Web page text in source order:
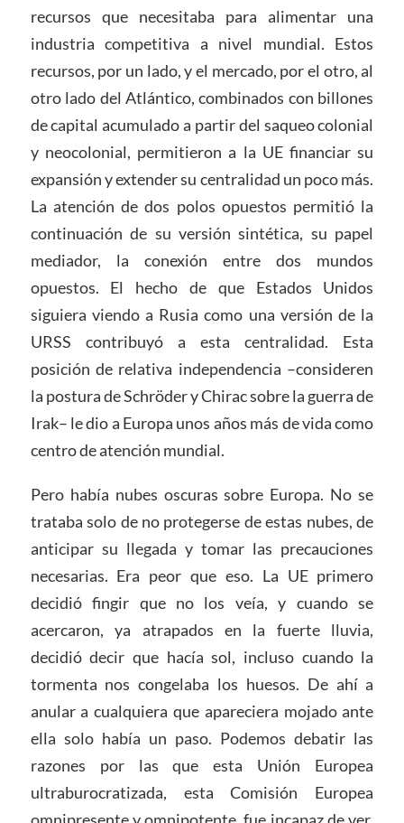
recursos que necesitaba para alimentar una
industria competitiva a nivel mundial. Estos
recursos, por un lado, y el mercado, por el otro, al
otro lado del Atlántico, combinados con billones
de capital acumulado a partir del saqueo colonial
y neocolonial, permitieron a la UE financiar su
expansión y extender su centralidad un poco más.
La atención de dos polos opuestos permitió la
continuación de su versión sintética, su papel
mediador, la conexión entre dos mundos
opuestos. El hecho de que Estados Unidos
siguiera viendo a Rusia como una versión de la
URSS contribuyó a esta centralidad. Esta
posición de relativa independencia –consideren
la postura de Schröder y Chirac sobre la guerra de
Irak– le dio a Europa unos años más de vida como
centro de atención mundial.
Pero había nubes oscuras sobre Europa. No se
trataba solo de no protegerse de estas nubes, de
anticipar su llegada y tomar las precauciones
necesarias. Era peor que eso. La UE primero
decidió fingir que no los veía, y cuando se
acercaron, ya atrapados en la fuerte lluvia,
decidió decir que hacía sol, incluso cuando la
tormenta nos congelaba los huesos. De ahí a
anular a cualquiera que apareciera mojado ante
ella solo había un paso. Podemos debatir las
razones por las que esta Unión Europea
ultraburocratizada, esta Comisión Europea